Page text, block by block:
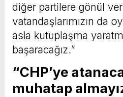
diğer partilere gönül
vatandaşlarımızın da
asla kutuplaşma
başaracağız.”
“CHP’ye
muhatap